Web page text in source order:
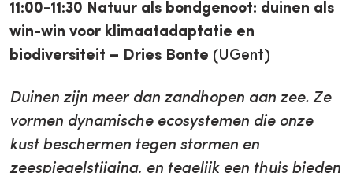
11:00-11:30 Natuur als bondgenoot: duinen als
win-win voor klimaatadaptatie en
biodiversiteit – Dries Bonte (UGent)
Duinen zijn meer dan zandhopen aan zee. Ze
vormen dynamische ecosystemen die onze
kust beschermen tegen stormen en
zeespiegelstijging, en tegelijk een thuis bieden